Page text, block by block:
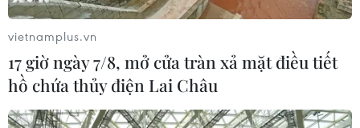
vietnamplus.vn
17 giờ ngày 7/8, mở cửa tràn xả mặt điều tiết
hồ chứa thủy điện Lai Châu